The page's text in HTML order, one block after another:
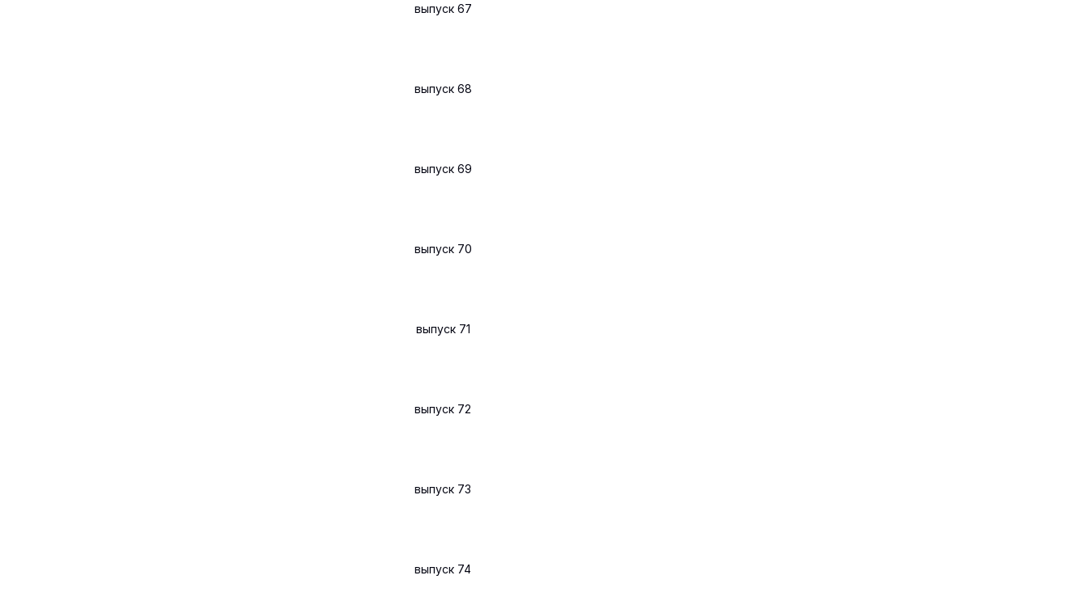
выпуск 67
выпуск 68
выпуск 69
выпуск 70
выпуск 71
выпуск 72
выпуск 73
выпуск 74